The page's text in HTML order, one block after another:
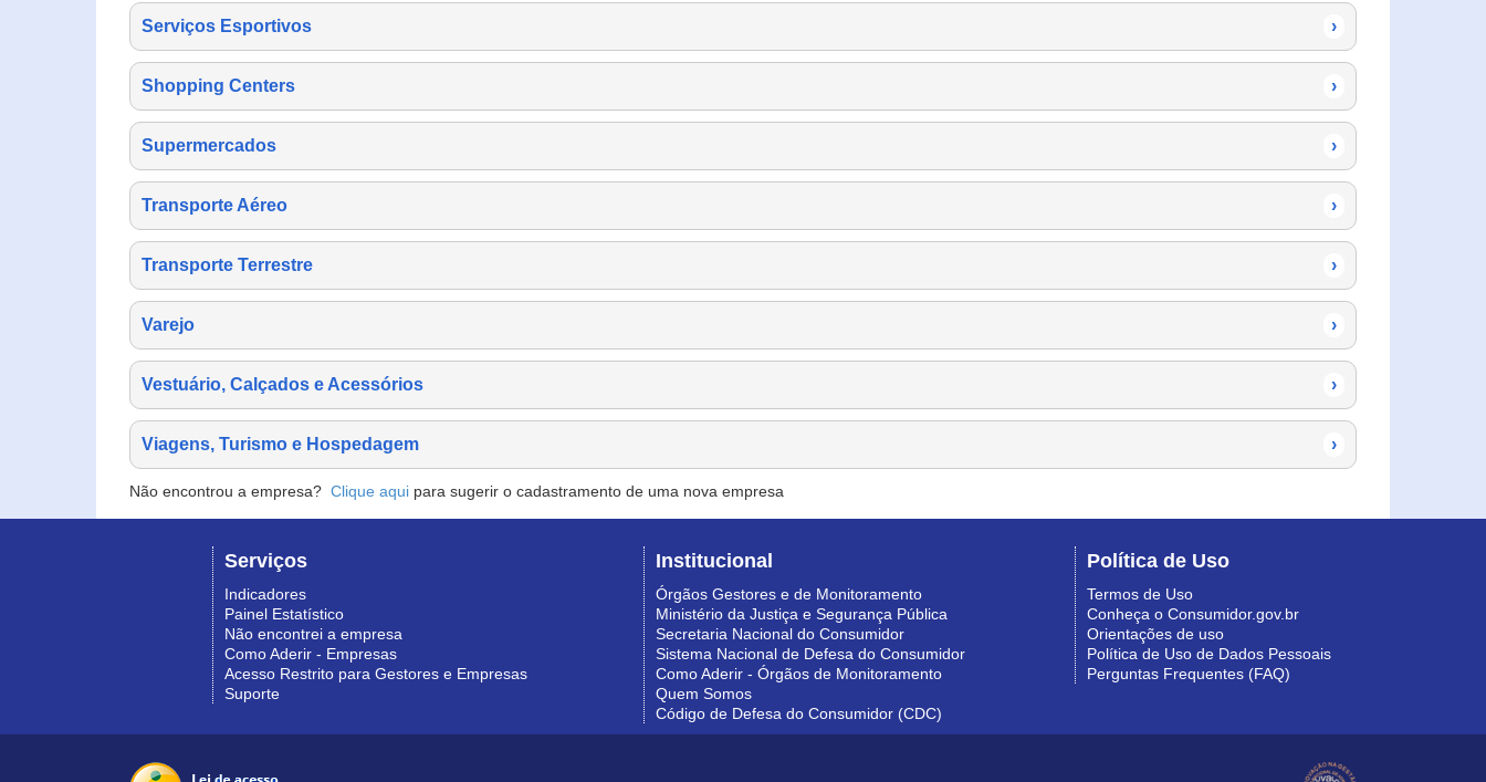
Serviços Esportivos ›
Shopping Centers ›
Supermercados ›
Transporte Aéreo ›
Transporte Terrestre ›
Varejo ›
Vestuário, Calçados e Acessórios ›
Viagens, Turismo e Hospedagem ›
Não encontrou a empresa? Clique aqui para sugerir o cadastramento de uma nova empresa
Serviços
Indicadores
Painel Estatístico
Não encontrei a empresa
Como Aderir - Empresas
Acesso Restrito para Gestores e Empresas
Suporte
Institucional
Órgãos Gestores e de Monitoramento
Ministério da Justiça e Segurança Pública
Secretaria Nacional do Consumidor
Sistema Nacional de Defesa do Consumidor
Como Aderir - Órgãos de Monitoramento
Quem Somos
Código de Defesa do Consumidor (CDC)
Política de Uso
Termos de Uso
Conheça o Consumidor.gov.br
Orientações de uso
Política de Uso de Dados Pessoais
Perguntas Frequentes (FAQ)